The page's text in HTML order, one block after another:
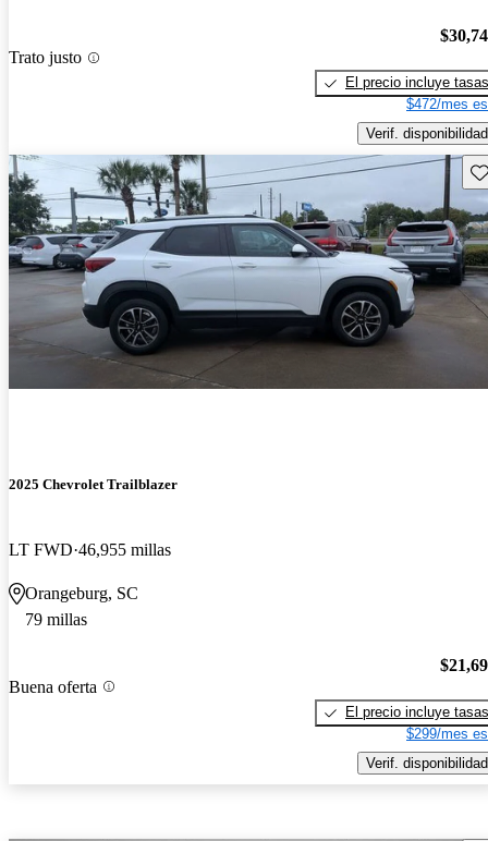
Trato justo
El precio incluye tasas
$472/mes
Verif. disponibilidad
2025 Chevrolet Trailblazer
LT FWD 46,955 millas
Orangeburg, SC
79 millas
Buena oferta
El precio incluye tasas
$299/mes
Verif. disponibilidad